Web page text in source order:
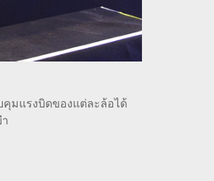
คุมแรงบิดของแต่ละล้อได้